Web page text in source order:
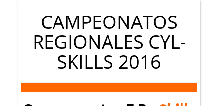
CAMPEONATOS
REGIONALES CYL-
SKILLS 2016